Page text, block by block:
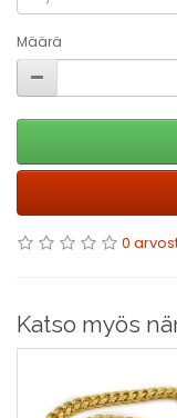
Määrä
0
Katso myös